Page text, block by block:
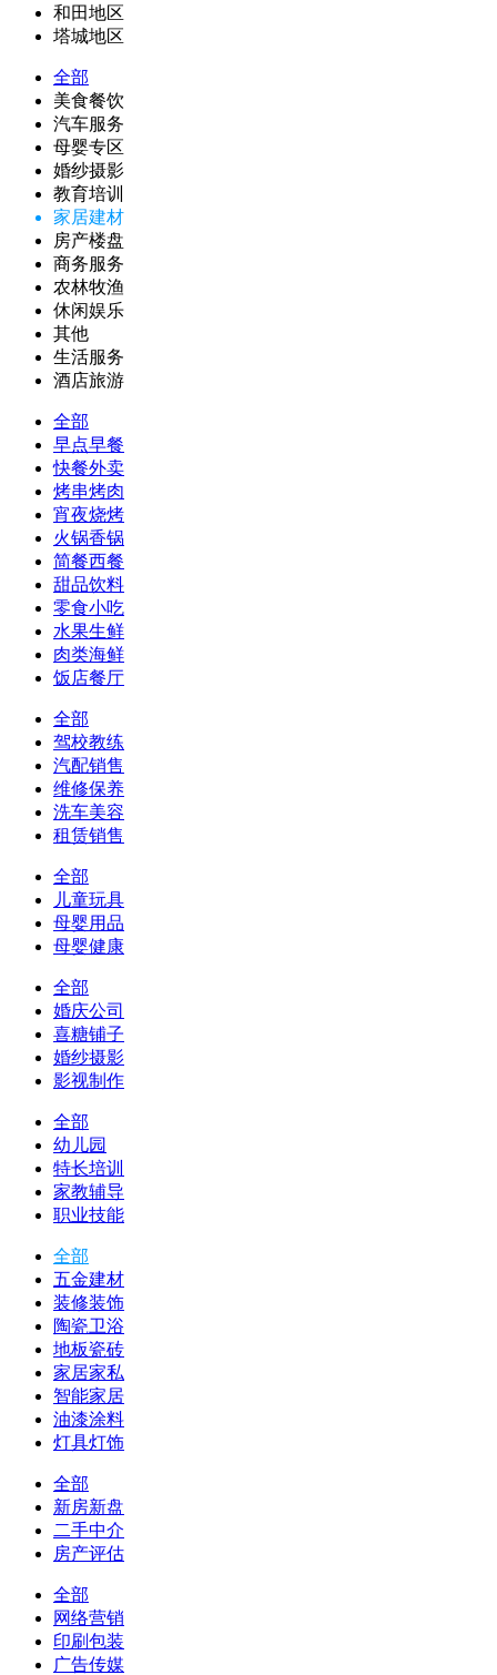
和田地区
塔城地区
全部
美食餐饮
汽车服务
母婴专区
婚纱摄影
教育培训
家居建材
房产楼盘
商务服务
农林牧渔
休闲娱乐
其他
生活服务
酒店旅游
全部
早点早餐
快餐外卖
烤串烤肉
宵夜烧烤
火锅香锅
简餐西餐
甜品饮料
零食小吃
水果生鲜
肉类海鲜
饭店餐厅
全部
驾校教练
汽配销售
维修保养
洗车美容
租赁销售
全部
儿童玩具
母婴用品
母婴健康
全部
婚庆公司
喜糖铺子
婚纱摄影
影视制作
全部
幼儿园
特长培训
家教辅导
职业技能
全部
五金建材
装修装饰
陶瓷卫浴
地板瓷砖
家居家私
智能家居
油漆涂料
灯具灯饰
全部
新房新盘
二手中介
房产评估
全部
网络营销
印刷包装
广告传媒